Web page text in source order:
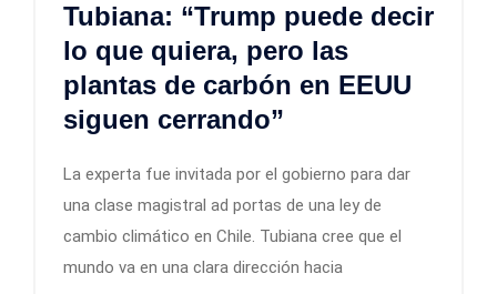
Tubiana: “Trump puede decir
lo que quiera, pero las
plantas de carbón en EEUU
siguen cerrando”
La experta fue invitada por el gobierno para dar
una clase magistral ad portas de una ley de
cambio climático en Chile. Tubiana cree que el
mundo va en una clara dirección hacia